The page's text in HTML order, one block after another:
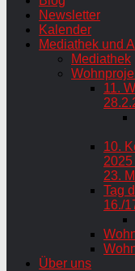
Newsletter
Kalender
Mediathek und
Mediathek
11.
10.
23.
Tag
16./
Über uns